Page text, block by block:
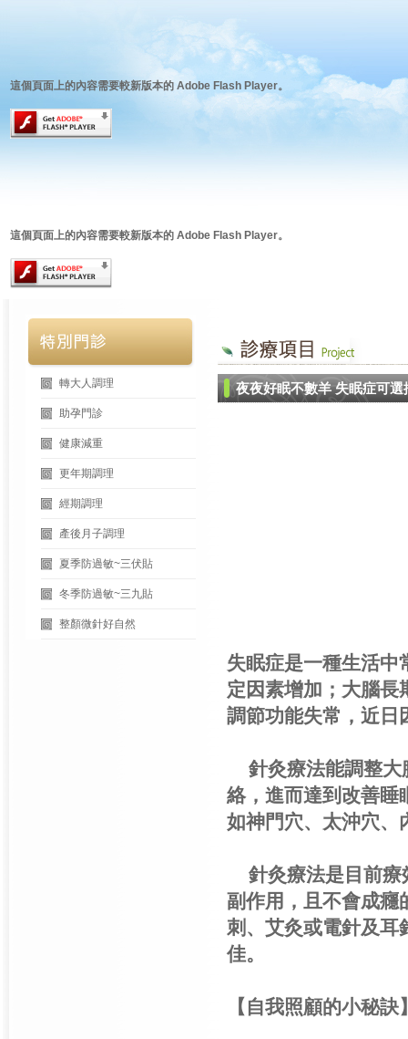
這個頁面上的內容需要較新版本的 Adobe Flash Player。
這個頁面上的內容需要較新版本的 Adobe Flash Player。
轉大人調理
助孕門診
健康減重
更年期調理
經期調理
產後月子調理
夏季防過敏~三伏貼
冬季防過敏~三九貼
整顏微針好自然
夜夜好眠不數羊 失眠症可選
失眠症是一種生活中
定因素增加；大腦長
調節功能失常，近日
針灸療法能調整
絡，進而達到改善睡
如神門穴、太沖穴、
針灸療法是目前
副作用，且不會成癮
刺、艾灸或電針及耳
佳。
【自我照顧的小秘訣